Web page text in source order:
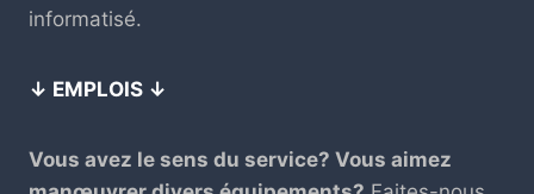
informatisé.
↓ EMPLOIS ↓
Vous avez le sens du service? Vous aimez